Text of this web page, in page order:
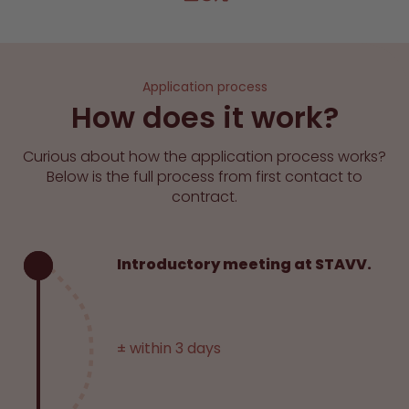
Application process
How does it work?
Curious about how the application process works?
Below is the full process from first contact to
contract.
± within 3 days
Introductory meeting at STAVV.